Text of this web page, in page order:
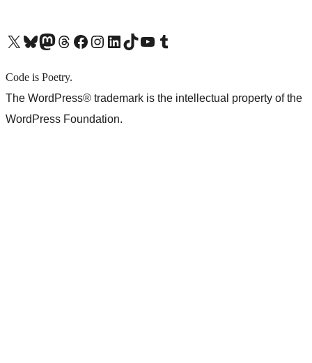
X (旧 Twitter) アカウントへBluesky アカウントへMastodon アカウントへThreads アカウントへ Facebook ページへInstagram アカウントへ LinkedIn アカウントへTikTok アカウントへYouTube チャンネルへ Tumblr アカウントへ
Code is Poetry.
The WordPress® trademark is the intellectual property of the
WordPress Foundation.